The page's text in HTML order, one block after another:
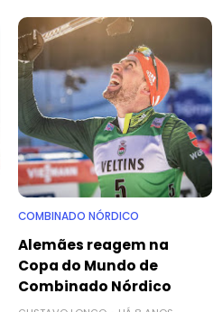
COMBINADO NÓRDICO
Alemães reagem na
Copa do Mundo de
Combinado Nórdico